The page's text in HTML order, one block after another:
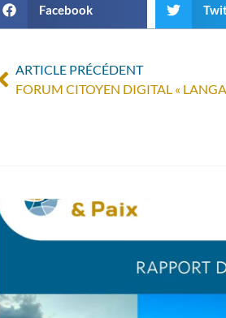
Facebook
ARTICLE PRÉCÉDENT